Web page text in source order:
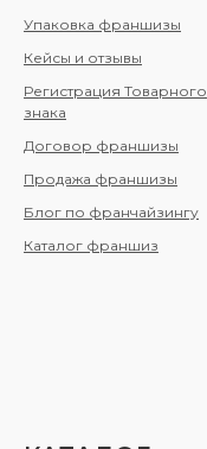
Упаковка франшизы
Кейсы и отзывы
Регистрация Товарного
знака
Договор франшизы
Продажа франшизы
Блог по франчайзингу
Каталог франшиз